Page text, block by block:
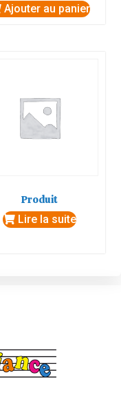
Ajouter au panier
Produit
Lire la suite